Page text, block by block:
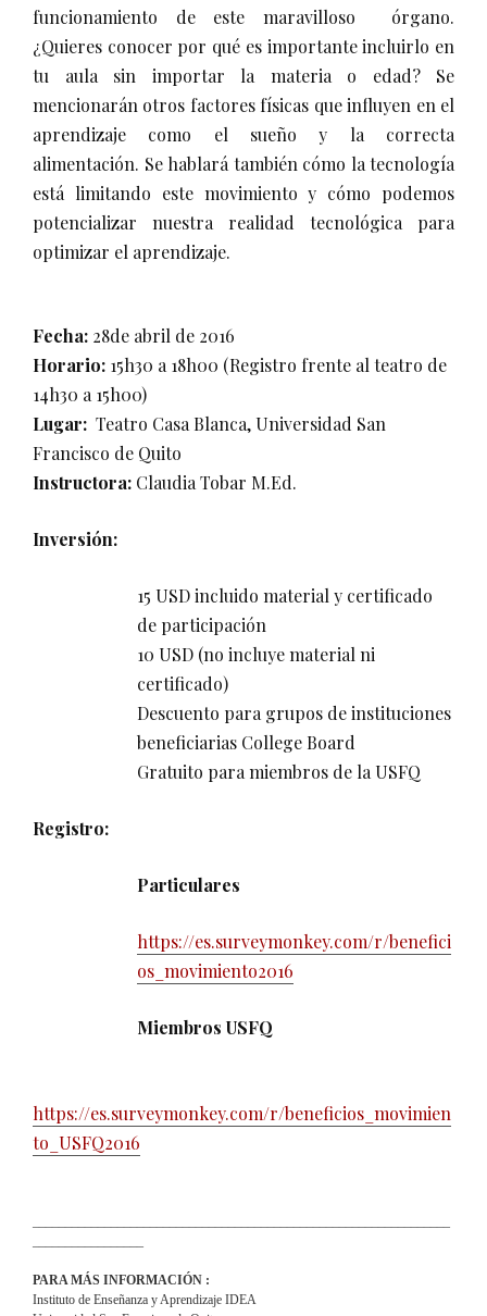
funcionamiento de este maravilloso
órgano.
¿Quieres conocer por qué es importante incluirlo en
tu aula sin importar la materia o edad? Se
mencionarán otros factores físicas que influyen en el
aprendizaje como el sueño y la correcta
alimentación. Se hablará también cómo la tecnología
está limitando este movimiento y cómo podemos
potencializar nuestra realidad tecnológica para
optimizar el aprendizaje.
Fecha: 28de abril de 2016
Horario: 15h30 a 18h00 (Registro frente al teatro de
14h30 a 15h00)
Lugar: Teatro Casa Blanca, Universidad San
Francisco de Quito
Instructora: Claudia Tobar M.Ed.
Inversión:
15 USD incluido material y certificado
de participación
10 USD (no incluye material ni
certificado)
Descuento para grupos de instituciones
beneficiarias College Board
Gratuito para miembros de la USFQ
Registro:
Particulares
https://es.surveymonkey.com/r/benefici
os_movimiento2016
Miembros USFQ
https://es.surveymonkey.com/r/beneficios_movimien
to_USFQ2016
PARA MÁS INFORMACIÓN :
Instituto de Enseñanza y Aprendizaje IDEA